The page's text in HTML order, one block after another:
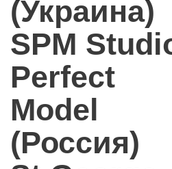
(Украина)
SPM
Perfect
Model
(Россия)